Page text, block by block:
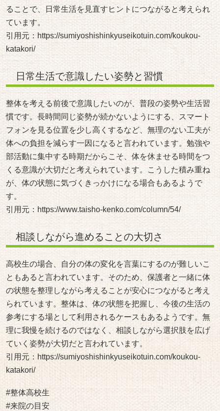
ることで、日常生活を見直すヒントにつながると考えられ
ています。
引用元： https://sumiyoshishinkyuseikotuin.com/koukou-
katakori/
日常生活で意識したい姿勢と習慣
整体を考える前後で意識したいのが、普段の姿勢や生活習
慣です。長時間同じ姿勢が続かないようにする、スマート
フォンを見る位置を少し高くするなど、無理のない工夫が
体への負担を減らす一因になると言われています。勉強や
部活動に集中する時期だからこそ、体を休ませる時間をつ
くる意識が大切だと考えられています。こうした積み重ね
が、体の状態に気づくきっかけになる場合もあるようで
す。
引用元： https://www.taisho-kenko.com/column/54/
相談しながら進めることの大切さ
高校生の場合、自分の体の変化を言葉にするのが難しいこ
ともあると言われています。そのため、保護者と一緒に体
の状態を整理しながら考えることが安心につながると考え
られています。整体は、体の状態を把握し、今後の生活の
参考にする場として利用されるケースもあるようです。無
理に我慢を続けるのではなく、相談しながら選択肢を広げ
ていく姿勢が大切だと言われています。
引用元： https://sumiyoshishinkyuseikotuin.com/koukou-
katakori/
#整体高校生
#来院の目安